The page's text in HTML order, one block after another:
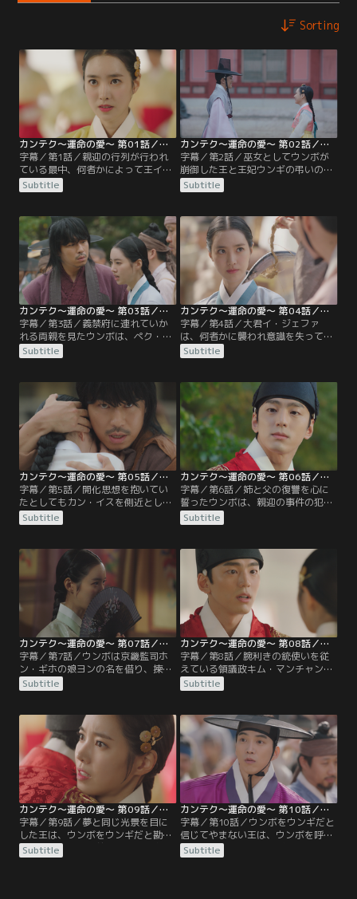
Sorting
カンテク～運命の愛～ 第01話／字幕
字幕／第1話／親迎の行列が行われ
ている最中、何者かによって王イ・
ギョンと王妃ウンギが銃で撃たれ
る。そんな中、情報を商売にしてい
を耳にし仲間でもある巫女のウンボ
を呼び出す。そこでウンボは、この
事件に自分が売った情報が関係して
いることに気付き…。
Subtitle
カンテク～運命の愛～ 第02話／字幕
字幕／第2話／巫女としてウンボが
崩御した王と王妃ウンギの弔いの儀
式を行っているところ、王が奇跡的
に目覚め、驚いたウンボはすぐさま
姿を目撃したウンギの父カン・イス
の友であるペク・チャヨンは、人を
使いウンボを自分の元へ連れてこさ
せ…。
Subtitle
カンテク～運命の愛～ 第03話／字幕
字幕／第3話／義禁府に連れていか
れる両親を見たウンボは、ペク・チ
ャヨンから殺された王妃ウンギが10
年前に生き別れた双子の姉であるこ
みがえる。一方、王妃まで大罪人に
仕立て上げられ、王は憤慨する。さ
らにそれが大王大妃の仕業だと知
り…。
Subtitle
カンテク～運命の愛～ 第04話／字幕
字幕／第4話／大君イ・ジェファ
は、何者かに襲われ意識を失ってし
まったウンボを私邸に連れていき看
病をする。そして意識を取り戻した
は思いがけない人物がいた。そんな
中、領議政キム・マンチャンらは、
カン・イスを斬首刑にすべきだと王
に訴え…。
Subtitle
カンテク～運命の愛～ 第05話／字幕
字幕／第5話／開化思想を抱いてい
たとしてもカン・イスを側近として
据え置きたかった王は、尽力するが
報われず、投獄されているカン・イ
して父イスの斬首刑が執行される現
場を目撃したウンボ。ペク・チャヨ
ンから王に殺されたと聞き、王への
復讐心を抱く。
Subtitle
カンテク～運命の愛～ 第06話／字幕
字幕／第6話／姉と父の復讐を心に
誓ったウンボは、親迎の事件の犯人
捜しを始める。一方、世間では王が
生き返ったことで、ある不吉な噂が
噂を一掃するため、新たに揀択を行
うことに。そこでペク・チャヨン
は、揀択に参加するようウンボに話
すが…。
Subtitle
カンテク～運命の愛～ 第07話／字幕
字幕／第7話／ウンボは京畿監司ホ
ン・ギホの娘ヨンの名を借り、揀択
に参加することを決意する。そんな
中、王は死んだ王妃と同じ顔をした
方、ペク・チャヨンと手を組んだ都
巫女は、大王大妃に王妃が蘇生した
とウソの報告をする。驚いた大王大
妃は…。
Subtitle
カンテク～運命の愛～ 第08話／字幕
字幕／第8話／腕利きの銃使いを従
えている領議政キム・マンチャンと
の酒席を設けた王。そこで狩りの場
に犯人が姿を現すのではないかと考
準備してほしいと狩りの頼みをす
る。一方、ウンボは入宮の知らせを
受け取り、徽慶齋という候補者の宿
所に入ることに。
Subtitle
カンテク～運命の愛～ 第09話／字幕
字幕／第9話／夢と同じ光景を目に
した王は、ウンボをウンギだと勘違
いし候補者たちの前でウンボを抱き
しめる。大妃もウンギだと思い込
Subtitle
カンテク～運命の愛～ 第10話／字幕
字幕／第10話／ウンボをウンギだと
信じてやまない王は、ウンボを呼び
出し涙ぐみながらウンギだと打ち明
けてほしいと話す。そんな王の真剣
Subtitle